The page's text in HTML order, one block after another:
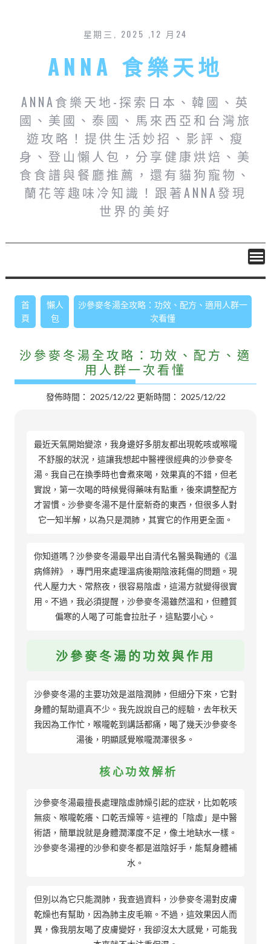
星期三, 2025 ,12 月24
ANNA 食樂天地
ANNA食樂天地-探索日本、韓國、英
國、美國、泰國、馬來西亞和台灣旅
遊攻略！提供生活妙招、影評、瘦
身、登山懶人包，分享健康烘焙、美
食食譜與餐廳推薦，還有貓狗寵物、
蘭花等趣味冷知識！跟著ANNA發現
世界的美好
首
頁
懶人
包
沙參麥冬湯全攻略：功效、配方、適用人群一
次看懂
沙參麥冬湯全攻略：功效、配方、適
用人群一次看懂
發佈時間： 2025/12/22 更新時間： 2025/12/22
最近天氣開始變涼，我身邊好多朋友都出現乾咳或喉嚨
不舒服的狀況，這讓我想起中醫裡很經典的沙參麥冬
湯。我自己在換季時也會煮來喝，效果真的不錯，但老
實說，第一次喝的時候覺得藥味有點重，後來調整配方
才習慣。沙參麥冬湯不是什麼新奇的東西，但很多人對
它一知半解，以為只是潤肺，其實它的作用更全面。
你知道嗎？沙參麥冬湯最早出自清代名醫吳鞠通的《溫
病條辨》，專門用來處理溫病後期陰液耗傷的問題。現
代人壓力大、常熬夜，很容易陰虛，這湯方就變得很實
用。不過，我必須提醒，沙參麥冬湯雖然溫和，但體質
偏寒的人喝了可能會拉肚子，這點要小心。
沙參麥冬湯的功效與作用
沙參麥冬湯的主要功效是滋陰潤肺，但細分下來，它對
身體的幫助還真不少。我先說說自己的經驗，去年秋天
我因為工作忙，喉嚨乾到講話都痛，喝了幾天沙參麥冬
湯後，明顯感覺喉嚨潤澤很多。
核心功效解析
沙參麥冬湯最擅長處理陰虛肺燥引起的症狀，比如乾咳
無痰、喉嚨乾癢、口乾舌燥等。這裡的「陰虛」是中醫
術語，簡單說就是身體潤澤度不足，像土地缺水一樣。
沙參麥冬湯裡的沙參和麥冬都是滋陰好手，能幫身體補
水。
但別以為它只能潤肺，我查過資料，沙參麥冬湯對皮膚
乾燥也有幫助，因為肺主皮毛嘛。不過，這效果因人而
異，像我朋友喝了皮膚變好，我卻沒太大感覺，可能我